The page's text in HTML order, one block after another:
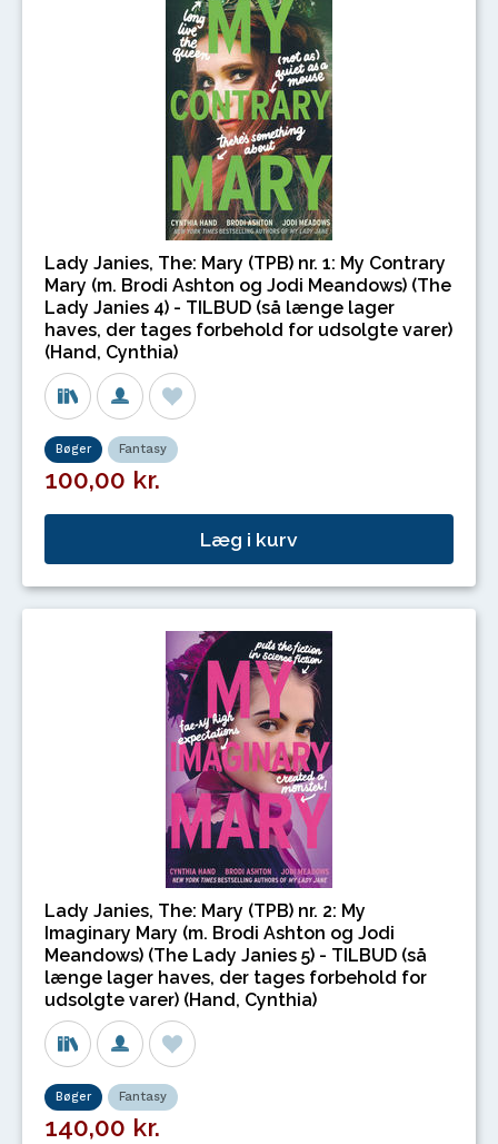
Lady Janies, The: Mary (TPB) nr. 1: My Contrary
Mary (m. Brodi Ashton og Jodi Meandows) (The
Lady Janies 4) - TILBUD (så længe lager
haves, der tages forbehold for udsolgte varer)
(Hand, Cynthia)
Bøger Fantasy
100,00 kr.
Læg i kurv
Lady Janies, The: Mary (TPB) nr. 2: My
Imaginary Mary (m. Brodi Ashton og Jodi
Meandows) (The Lady Janies 5) - TILBUD (så
længe lager haves, der tages forbehold for
udsolgte varer) (Hand, Cynthia)
Bøger Fantasy
140,00 kr.